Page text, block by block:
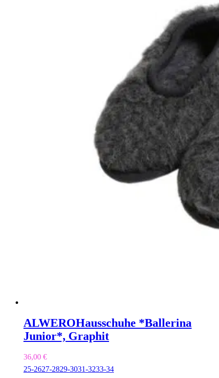
ALWEROHausschuhe *Ballerina
Junior*, Graphit
36,00 €
25-2627-2829-3031-3233-34